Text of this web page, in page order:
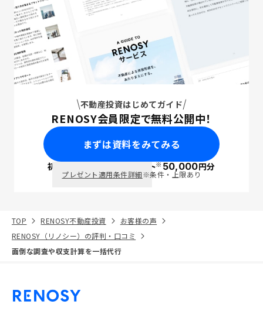
不動産投資はじめてガイド
RENOSY会員限定で無料公開中！
まずは資料をみてみる
初回面談で ポイント※50,000円分
プレゼント適用条件詳細※条件・上限あり
TOP RENOSY不動産投資
お客様の声
RENOSY（リノシー）の評判・口コミ
面倒な調査や収支計算を一括代行